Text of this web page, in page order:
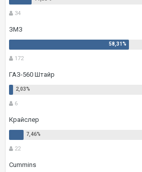
34
ЗМЗ
172
ГАЗ-560 Штайр
6
Крайслер
22
Cummins